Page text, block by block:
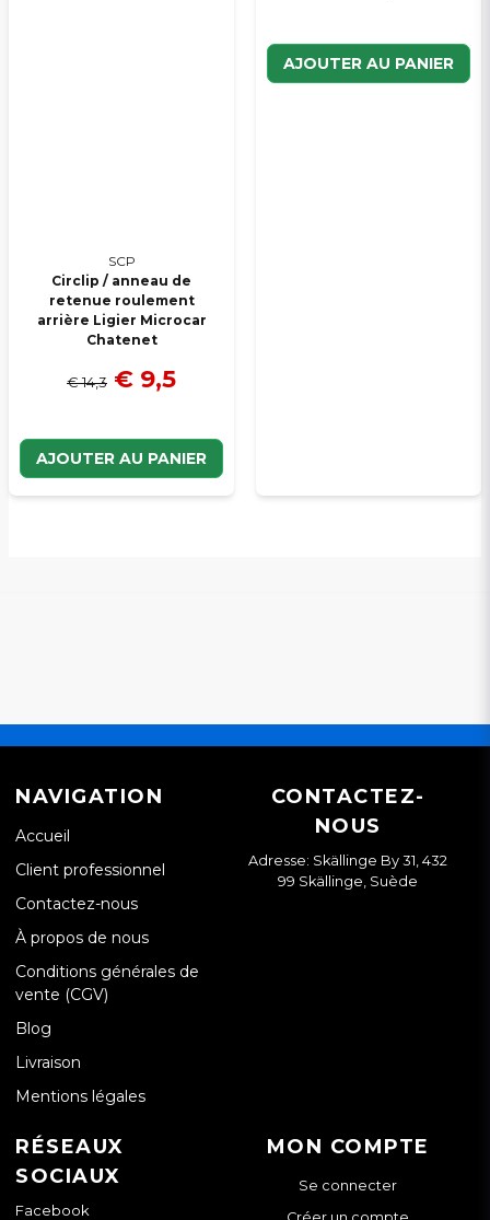
SCP
Circlip / anneau de
retenue roulement
arrière Ligier Microcar
Chatenet
€ 14,3 € 9,5
AJOUTER AU PANIER
AJOUTER AU PANIER
NAVIGATION
Accueil
Client professionnel
Contactez-nous
À propos de nous
Conditions générales de
vente (CGV)
Blog
Livraison
Mentions légales
CONTACTEZ-
NOUS
Adresse: Skällinge By 31, 432
99 Skällinge, Suède
RÉSEAUX
SOCIAUX
Facebook
MON COMPTE
Se connecter